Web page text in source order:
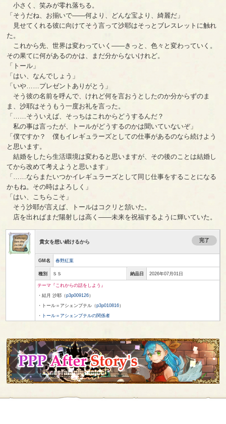
小さく、笑みが零れ落ちる。
「そうだね、お揃いで――何より、どんな宝より、綺麗だ」
見せてくれる彼に向けてそう言って沙耶はそっとブレスレットに触れ
た。
これから先、世界は変わっていく――きっと、色々と変わっていく。
その果てに何があるのかは、まだ分からないけれど。
「トール」
「はい、なんでしょう」
「いや……プレゼントありがとう」
そう彼の名前を呼んで、けれど何を言おうとしたのか分からずのま
ま、沙耶はそうもう一度お礼を言った。
「……そういえば、そっちはこれからどうするんだ？
私の事は言ったが、トールがどうするのかは聞いていないぞ」
「僕ですか？ 僕もイレギュラーズとしての仕事があるのなら続けよう
と思います。
結婚をしたら生活環境は変わると思いますが、その後のことは結婚し
てから改めて考えようと思います」
「……ならまたいつかイレギュラーズとして同じ仕事をすることになる
かもね。その時はよろしく」
「はい、こちらこそ」
そう沙耶が言えば、トールはコクリと頷いた。
店を出ればまだ陽射しは高く――未来を祝福するように輝いていた。
貴女を想い続けるから 完了
GM名 春野紅葉
種別 ＳＳ 納品日 2026年07月01日
テーマ『これからの話をしよう』
・結月 沙耶（p3p009126）
・トール＝アシェンプテル（p3p010816）
・ トール＝アシェンプテルの関係者